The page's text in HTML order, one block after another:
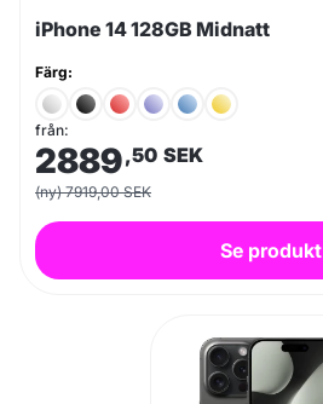
iPhone 14 128GB Midnatt
Färg:
från:
2889,50 SEK
(ny) 7919,00 SEK
Se produkt